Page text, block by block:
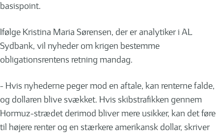
basispoint.
Ifølge Kristina Maria Sørensen, der er analytiker i AL
Sydbank, vil nyheder om krigen bestemme
obligationsrentens retning mandag.
- Hvis nyhederne peger mod en aftale, kan renterne falde,
og dollaren blive svækket. Hvis skibstrafikken gennem
Hormuz-strædet derimod bliver mere usikker, kan det føre
til højere renter og en stærkere amerikansk dollar, skriver